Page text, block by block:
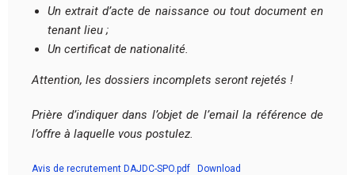
Un extrait d’acte de naissance ou tout document en
tenant lieu ;
Un certificat de nationalité.
Attention, les dossiers incomplets seront rejetés !
Prière d’indiquer dans l’objet de l’email la référence de
l’offre à laquelle vous postulez.
Avis de recrutement DAJDC-SPO.pdf
Download